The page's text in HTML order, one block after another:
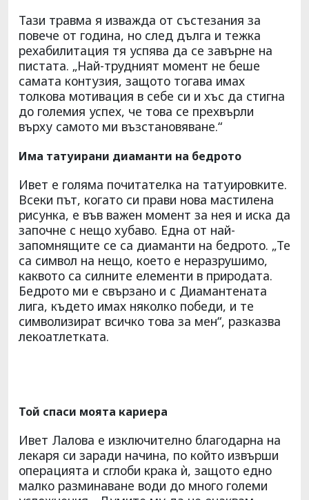
Тази травма я изважда от състезания за
повече от година, но след дълга и тежка
рехабилитация тя успява да се завърне на
пистата. „Най-трудният момент не беше
самата контузия, защото тогава имах
толкова мотивация в себе си и хъс да стигна
до големия успех, че това се прехвърли
върху самото ми възстановяване.“
Има татуирани диаманти на бедрото
Ивет е голяма почитателка на татуировките.
Всеки път, когато си прави нова мастилена
рисунка, е във важен момент за нея и иска да
започне с нещо хубаво. Една от най-
запомнящите се са диаманти на бедрото. „Те
са символ на нещо, което е неразрушимо,
каквото са силните елементи в природата.
Бедрото ми е свързано и с Диамантената
лига, където имах няколко победи, и те
символизират всичко това за мен“, разказва
лекоатлетката.
Той спаси моята кариера
Ивет Лалова е изключително благодарна на
лекаря си заради начина, по който извърши
операцията и сглоби крака ѝ, защото едно
малко разминаване води до много големи